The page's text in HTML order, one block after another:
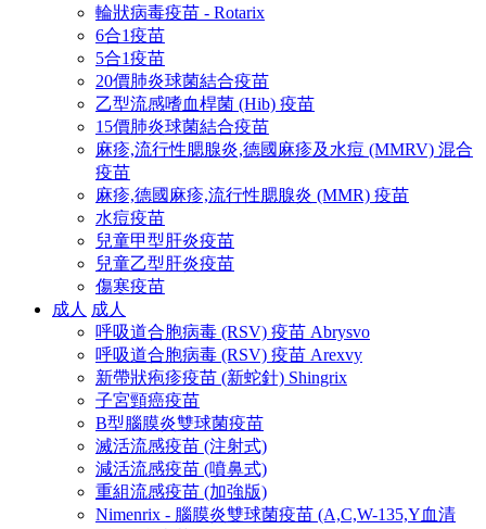
輪狀病毒疫苗 - Rotarix
6合1疫苗
5合1疫苗
20價肺炎球菌結合疫苗
乙型流感嗜血桿菌 (Hib) 疫苗
15價肺炎球菌結合疫苗
麻疹,流行性腮腺炎,德國麻疹及水痘 (MMRV) 混合
疫苗
麻疹,德國麻疹,流行性腮腺炎 (MMR) 疫苗
水痘疫苗
兒童甲型肝炎疫苗
兒童乙型肝炎疫苗
傷寒疫苗
成人 成人
呼吸道合胞病毒 (RSV) 疫苗 Abrysvo
呼吸道合胞病毒 (RSV) 疫苗 Arexvy
新帶狀疱疹疫苗 (新蛇針) Shingrix
子宮頸癌疫苗
B型腦膜炎雙球菌疫苗
滅活流感疫苗 (注射式)
減活流感疫苗 (噴鼻式)
重組流感疫苗 (加強版)
Nimenrix - 腦膜炎雙球菌疫苗 (A,C,W-135,Y血清